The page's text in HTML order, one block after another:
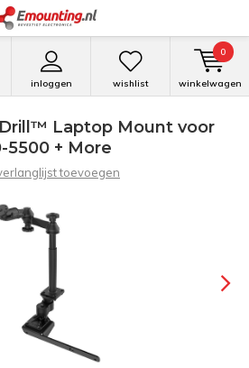
inloggen wishlist winkelwagen
0
Laptop Mount voor
5500 + More
toevoegen